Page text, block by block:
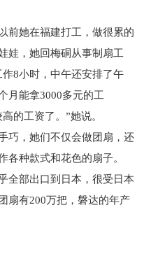
她在福建打工，做很累的
娃，她回梅硐从事制扇工
8小时，中午还安排了午
月能拿3000多元的工
的工资了。”她说。
，她们不仅会做团扇，还
各种款式和花色的扇子。
部出口到日本，很受日本
扇有200万把，磐达的年产